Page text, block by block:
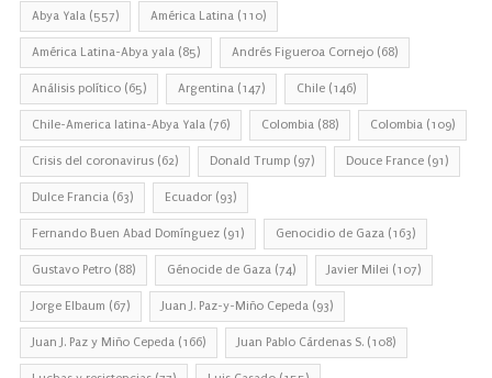
Abya Yala (557) América Latina (110)
América Latina-Abya yala (85) Andrés Figueroa Cornejo (68)
Análisis político (65) Argentina (147) Chile (146)
Chile-America latina-Abya Yala (76) Colombia (88) Colombia (109)
Crisis del coronavirus (62) Donald Trump (97) Douce France (91)
Dulce Francia (63) Ecuador (93)
Fernando Buen Abad Domínguez (91) Genocidio de Gaza (163)
Gustavo Petro (88) Génocide de Gaza (74) Javier Milei (107)
Jorge Elbaum (67) Juan J. Paz-y-Miño Cepeda (93)
Juan J. Paz y Miño Cepeda (166) Juan Pablo Cárdenas S. (108)